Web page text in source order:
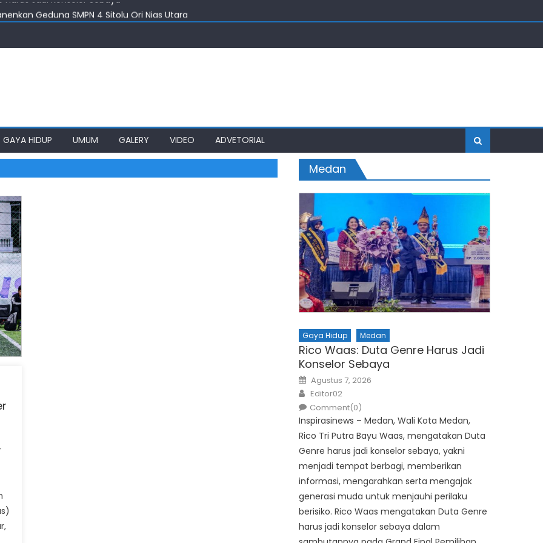
Gedung SMPN 4 Sitolu Ori Nias Utara
GAYA HIDUP UMUM GALERY VIDEO ADVETORIAL
Medan
Gaya Hidup Medan
Rico Waas: Duta Genre Harus Jadi
Konselor Sebaya
Posted
on
Agustus 7, 2026
Author
Editor02
Comment(0)
Inspirasinews – Medan, Wali Kota Medan,
Rico Tri Putra Bayu Waas, mengatakan Duta
Genre harus jadi konselor sebaya, yakni
menjadi tempat berbagi, memberikan
informasi, mengarahkan serta mengajak
generasi muda untuk menjauhi perilaku
berisiko. Rico Waas mengatakan Duta Genre
harus jadi konselor sebaya dalam